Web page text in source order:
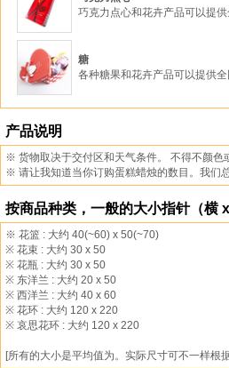
巧克力点心和花卉产品可以提供
糖
各种糖果和花卉产品可以提供全
产品说明
※ 货物取决于交付区和天气条件。 不得不颜色
※ 请让我知道当你订购蛋糕蜡烛的数目。我们
按商品种类，一般的大小指针（横
※ 花篮 : 大约 40(~60) x 50(~70)
※ 花束 : 大约 30 x 50
※ 花瓶 : 大约 30 x 50
※ 东洋兰 : 大约 20 x 50
※ 西洋兰 : 大约 40 x 60
※ 花环 : 大约 120 x 220
※ 哀思花环 : 大约 120 x 220
[所有的大小是平均值为。实际尺寸可不一样根